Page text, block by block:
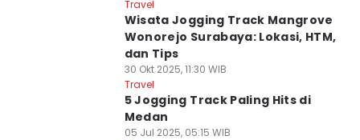
Travel
Wisata Jogging Track Mangrove
Wonorejo Surabaya: Lokasi, HTM,
dan Tips
30 Okt 2025, 11:30 WIB
Travel
5 Jogging Track Paling Hits di
Medan
05 Jul 2025, 05:15 WIB